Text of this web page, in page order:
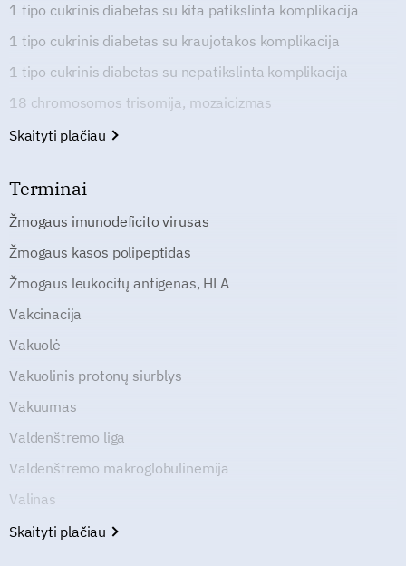
1 tipo cukrinis diabetas su kita patikslinta komplikacija
1 tipo cukrinis diabetas su kraujotakos komplikacija
1 tipo cukrinis diabetas su nepatikslinta komplikacija
18 chromosomos trisomija, mozaicizmas
Skaityti plačiau
Terminai
Žmogaus imunodeficito virusas
Žmogaus kasos polipeptidas
Žmogaus leukocitų antigenas, HLA
Vakcinacija
Vakuolė
Vakuolinis protonų siurblys
Vakuumas
Valdenštremo liga
Valdenštremo makroglobulinemija
Valinas
Skaityti plačiau